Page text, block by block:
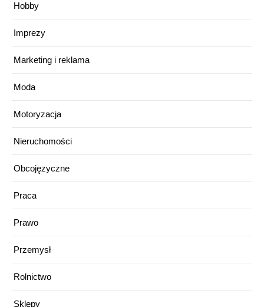
Hobby
Imprezy
Marketing i reklama
Moda
Motoryzacja
Nieruchomości
Obcojęzyczne
Praca
Prawo
Przemysł
Rolnictwo
Sklepy